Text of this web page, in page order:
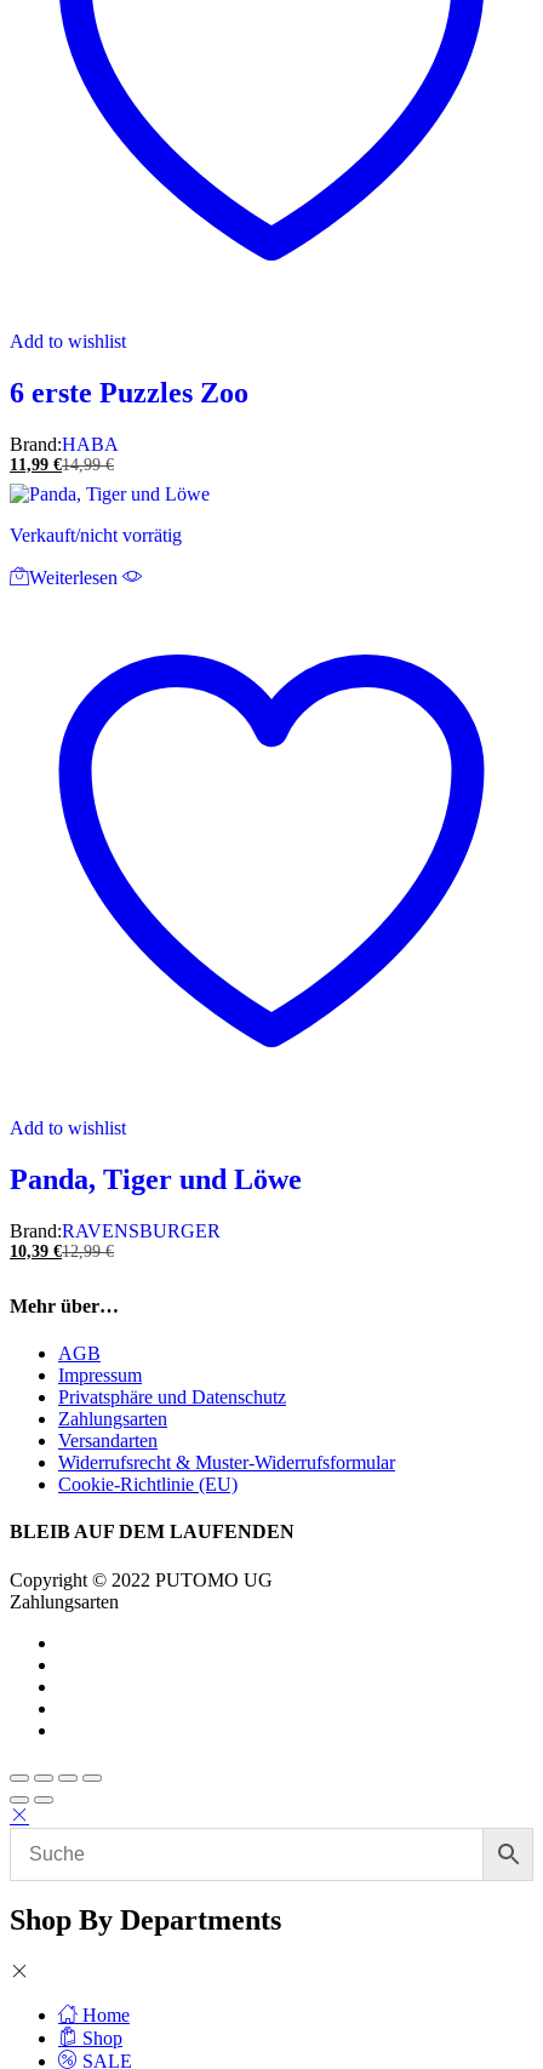
Add to wishlist
6 erste Puzzles Zoo
Brand:HABA
11,99 €14,99€
Verkauft/nicht vorrätig
Weiterlesen
Add to wishlist
Panda, Tiger und Löwe
Brand:RAVENSBURGER
10,39 €12,99€
Mehr über…
AGB
Impressum
Privatsphäre und Datenschutz
Zahlungsarten
Versandarten
Widerrufsrecht & Muster-Widerrufsformular
Cookie-Richtlinie (EU)
BLEIB AUF DEM LAUFENDEN
Copyright © 2022 PUTOMO UG
Zahlungsarten
Shop By Departments
Home
Shop
SALE